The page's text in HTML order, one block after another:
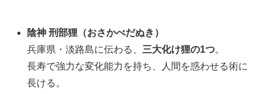
陰神 刑部狸（おさかべだぬき）
兵庫県・淡路島に伝わる、 三大化け狸の1つ。
長寿で強力な変化能力を持ち、人間を惑わせる術に
長ける。